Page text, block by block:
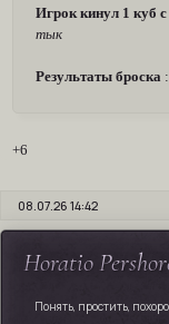
Игрок кинул 1 куб
тык
Результаты броска
+6
08.07.26 14:42
Horatio
Понять, простить,